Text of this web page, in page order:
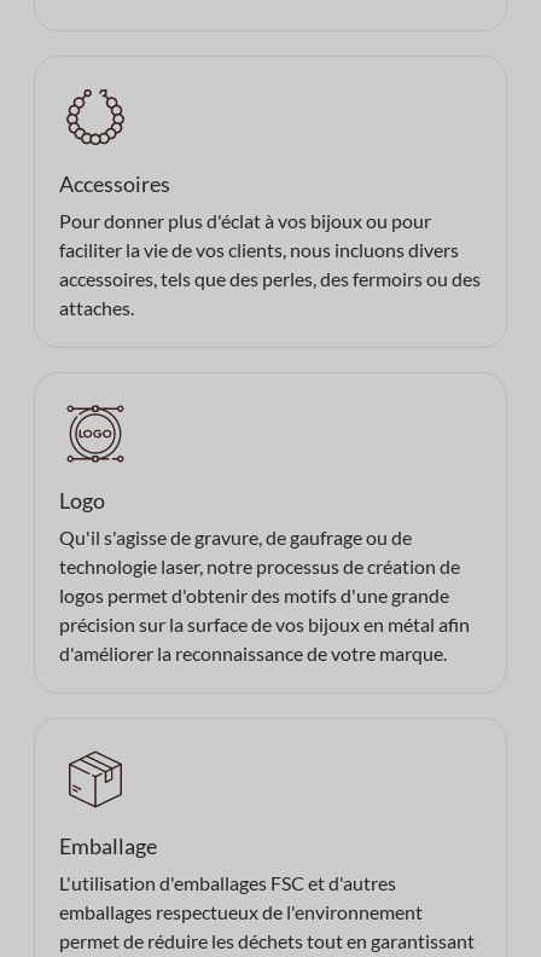
Accessoires
Pour donner plus d'éclat à vos bijoux ou pour
faciliter la vie de vos clients, nous incluons divers
accessoires, tels que des perles, des fermoirs ou des
attaches.
Logo
Qu'il s'agisse de gravure, de gaufrage ou de
technologie laser, notre processus de création de
logos permet d'obtenir des motifs d'une grande
précision sur la surface de vos bijoux en métal afin
d'améliorer la reconnaissance de votre marque.
Emballage
L'utilisation d'emballages FSC et d'autres
emballages respectueux de l'environnement
permet de réduire les déchets tout en garantissant